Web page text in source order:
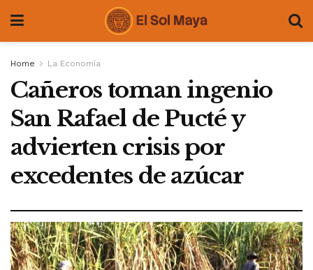
Home La Economía
Cañeros toman ingenio
San Rafael de Pucté y
advierten crisis por
excedentes de azúcar